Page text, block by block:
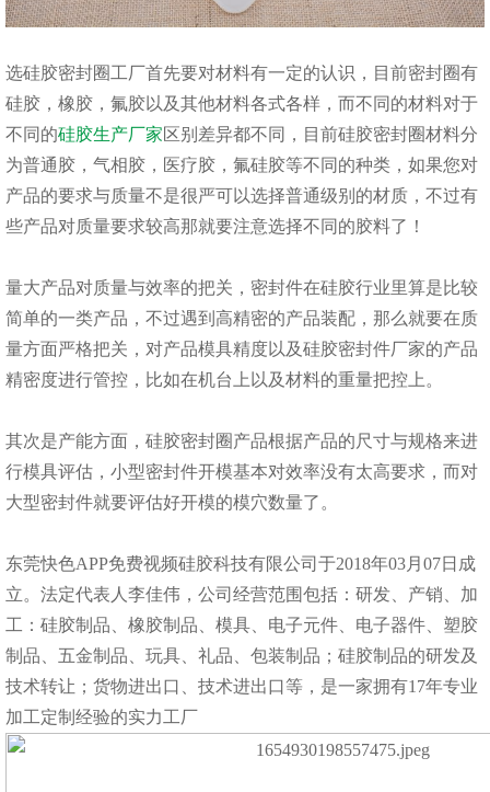
选硅胶密封圈工厂首先要对材料有一定的认识，目前密封圈有
硅胶，橡胶，氟胶以及其他材料各式各样，而不同的材料对于
不同的硅胶生产厂家区别差异都不同，目前硅胶密封圈材料分
为普通胶，气相胶，医疗胶，氟硅胶等不同的种类，如果您对
产品的要求与质量不是很严可以选择普通级别的材质，不过有
些产品对质量要求较高那就要注意选择不同的胶料了！
量大产品对质量与效率的把关，密封件在硅胶行业里算是比较
简单的一类产品，不过遇到高精密的产品装配，那么就要在质
量方面严格把关，对产品模具精度以及硅胶密封件厂家的产品
精密度进行管控，比如在机台上以及材料的重量把控上。
其次是产能方面，硅胶密封圈产品根据产品的尺寸与规格来进
行模具评估，小型密封件开模基本对效率没有太高要求，而对
大型密封件就要评估好开模的模穴数量了。
东莞快色APP免费视频硅胶科技有限公司于2018年03月07日成
立。法定代表人李佳伟，公司经营范围包括：研发、产销、加
工：硅胶制品、橡胶制品、模具、电子元件、电子器件、塑胶
制品、五金制品、玩具、礼品、包装制品；硅胶制品的研发及
技术转让；货物进出口、技术进出口等，是一家拥有17年专业
加工定制经验的实力工厂